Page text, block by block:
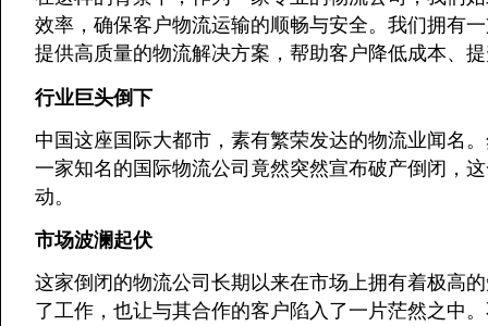
效率，确保客户物流运输的顺畅与安全。我们拥有
提供高质量的物流解决方案，帮助客户降低成本、
行业巨头倒下
中国这座国际大都市，素有繁荣发达的物流业闻名
一家知名的国际物流公司竟然突然宣布破产倒闭，
动。
市场波澜起伏
这家倒闭的物流公司长期以来在市场上拥有着极高
了工作，也让与其合作的客户陷入了一片茫然之中